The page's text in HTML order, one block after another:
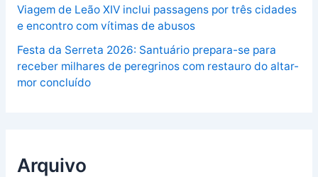
Viagem de Leão XIV inclui passagens por três cidades
e encontro com vítimas de abusos
Festa da Serreta 2026: Santuário prepara-se para
receber milhares de peregrinos com restauro do altar-
mor concluído
Arquivo